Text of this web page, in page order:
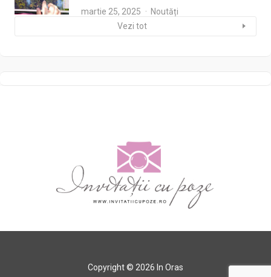
martie 25, 2025
Noutăți
Vezi tot
Copyright © 2026 In Oras